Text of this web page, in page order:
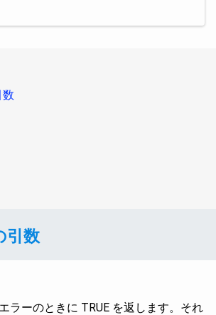
数
引数
ラーのときに TRUE を返します。それ